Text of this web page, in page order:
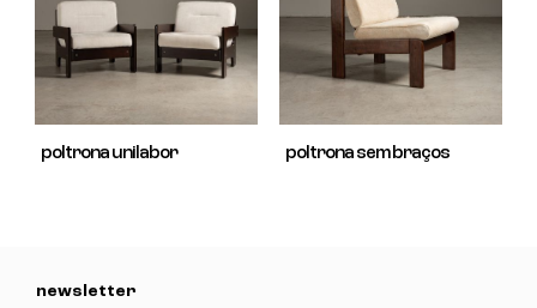
poltrona unilabor poltrona sem braços
newsletter